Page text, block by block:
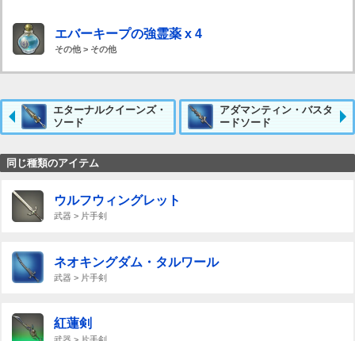
エバーキープの強霊薬 x 4
その他 > その他
エターナルクイーンズ・
ソード
アダマンティン・バスタ
ードソード
同じ種類のアイテム
ウルフウィングレット
武器 > 片手剣
ネオキングダム・タルワール
武器 > 片手剣
紅蓮剣